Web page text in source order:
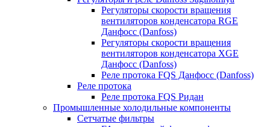
Регуляторы скорости вращения
вентиляторов конденсатора RGE
Данфосс (Danfoss)
Регуляторы скорости вращения
вентиляторов конденсатора XGE
Данфосс (Danfoss)
Реле протока FQS Данфосс (Danfoss)
Реле протока
Реле протока FQS Ридан
Промышленные холодильные компоненты
Сетчатые фильтры